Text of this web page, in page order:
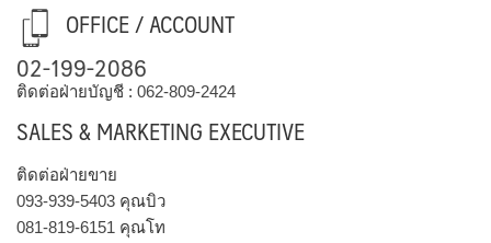
OFFICE / ACCOUNT
02-199-2086
ติดต่อฝ่ายบัญชี : 062-809-2424
SALES & MARKETING EXECUTIVE
ติดต่อฝ่ายขาย
093-939-5403 คุณบิว
081-819-6151 คุณโท